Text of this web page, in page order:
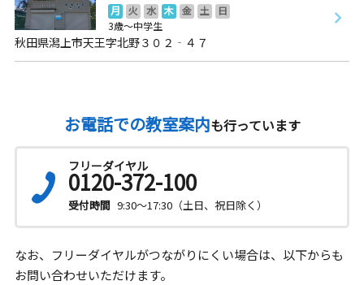
月 火 水 木 金 土
日
3歳～中学生
秋田県潟上市天王字北野３０２‐４７
お電話での教室案内も行っています
フリーダイヤル
0120-372-100
受付時間 9:30～17:30（土日、祝日除く）
なお、フリーダイヤルがつながりにくい場合は、以下からも
お問い合わせいただけます。